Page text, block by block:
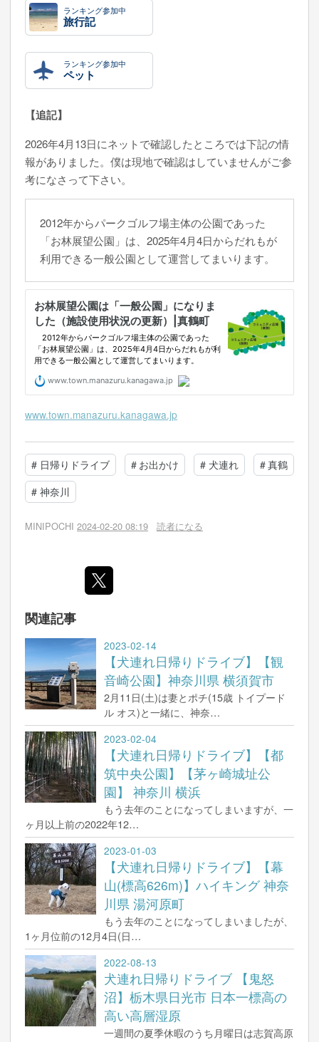
ランキング参加中
旅行記
ランキング参加中
ペット
【追記】
2026年4月13日にネットで確認したところでは下記の情
報がありました。僕は現地で確認はしていませんがご参
考になさって下さい。
2012年からパークゴルフ場主体の公園であった
「お林展望公園」は、2025年4月4日からだれもが
利用できる一般公園として運営してまいります。
www.town.manazuru.kanagawa.jp
# 日帰りドライブ # お出かけ # 犬連れ #真鶴
# 神奈川
MINIPOCHI 2024-02-20 08:19 読者になる
関連記事
2023-02-14
【犬連れ日帰りドライブ】【観
音崎公園】神奈川県 横須賀市
2月11日(土)は妻とポチ(15歳 トイプード
ル オス)と一緒に、神奈…
2023-02-04
【犬連れ日帰りドライブ】【都
筑中央公園】【茅ヶ崎城址公
園】 神奈川 横浜
もう去年のことになってしまいますが、一
ヶ月以上前の2022年12…
2023-01-03
【犬連れ日帰りドライブ】【幕
山(標高626m)】ハイキング 神奈
川県 湯河原町
もう去年のことになってしまいましたが、
1ヶ月位前の12月4日(日…
2022-08-13
犬連れ日帰りドライブ 【鬼怒
沼】栃木県日光市 日本一標高の
高い高層湿原
一週間の夏季休暇のうち月曜日は志賀高原